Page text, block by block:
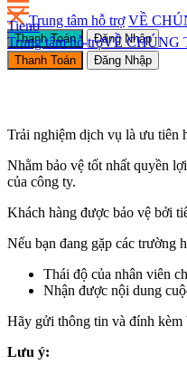
Trung tâm hỗ trợ VỀ
Thanh Toán Đăng Nhập
Tieno
Trung tâm hỗ trợVỀ CHÚNG
Thanh Toán Đăng Nhập
Trải nghiệm dịch vụ là ưu tiên
Nhằm bảo vệ tốt nhất quyền
của công ty.
Khách hàng được bảo vệ bởi
Nếu bạn đang gặp các trường
Thái độ của nhân viên
Nhận được nội dung
Hãy gửi thông tin và đính kèm
Lưu ý: